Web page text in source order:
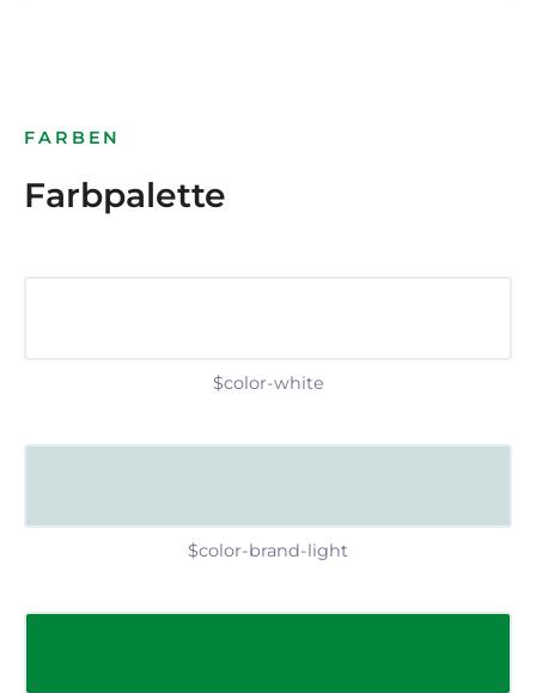
FARBEN
Farbpalette
$color-white
$color-brand-light